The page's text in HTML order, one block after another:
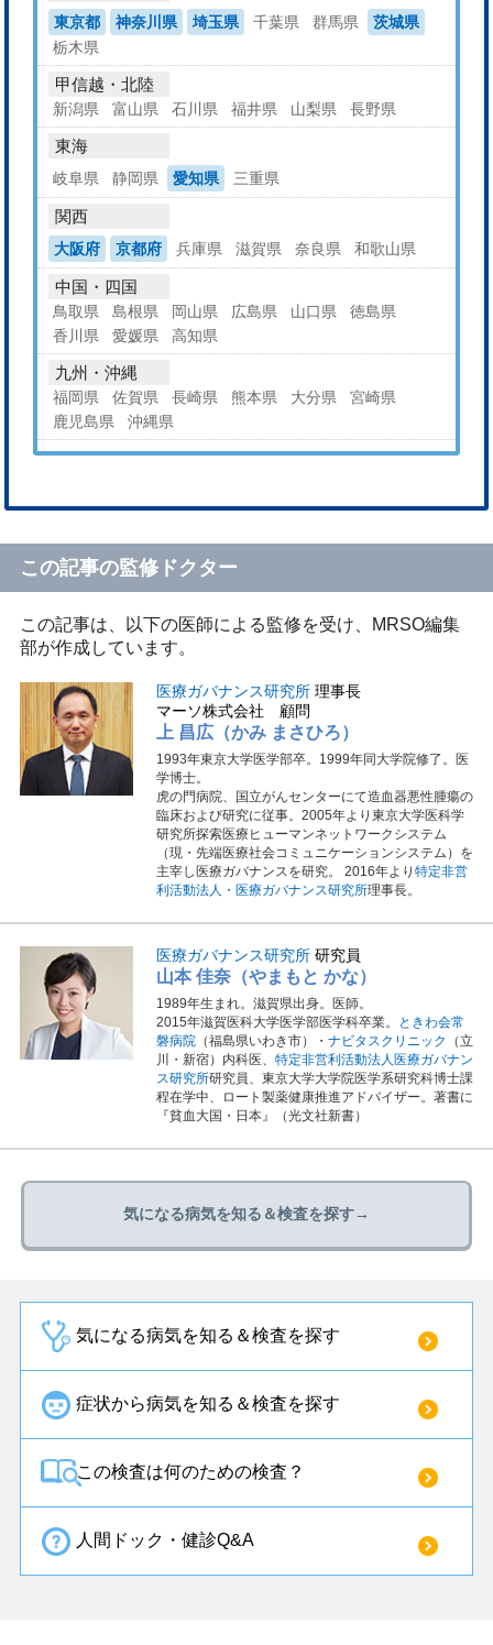
東京都 神奈川県 埼玉県 千葉県 群馬県
茨城県
栃木県
甲信越・北陸
新潟県 富山県 石川県 福井県 山梨県 長野県
東海
岐阜県 静岡県 愛知県 三重県
関西
大阪府 京都府 兵庫県 滋賀県 奈良県 和歌山県
中国・四国
鳥取県 島根県 岡山県 広島県 山口県
徳島県
香川県
愛媛県 高知県
九州・沖縄
福岡県 佐賀県 長崎県 熊本県 大分県
宮崎県
鹿児島県
沖縄県
この記事の監修ドクター
この記事は、以下の医師による監修を受け、MRSO編集
部が作成しています。
医療ガバナンス研究所理事長
マーソ株式会社 顧問
上 昌広（かみ まさひろ）
1993年東京大学医学部卒。1999年同大学院修了。医
学博士。
虎の門病院、国立がんセンターにて造血器悪性腫瘍の
臨床および研究に従事。2005年より東京大学医科学
研究所探索医療ヒューマンネットワークシステム
（現・先端医療社会コミュニケーションシステム）を
主宰し医療ガバナンスを研究。 2016年より 特定非営
利活動法人・医療ガバナンス研究所理事長。
医療ガバナンス研究所研究員
山本 佳奈（やまもと かな）
1989年生まれ。滋賀県出身。医師。
2015年滋賀医科大学医学部医学科卒業。
ときわ会常
磐病院（福島県いわき市）・ ナビタスクリニック
（立
川・新宿）内科医、 特定非営利活動法人医療ガバナン
ス研究所研究員、東京大学大学院医学系研究科博士課
程在学中、ロート製薬健康推進アドバイザー。著書に
『貧血大国・日本』（光文社新書）
気になる病気を知る＆検査を探す→
気になる病気を知る＆検査を探す
症状から病気を知る＆検査を探す
この検査は何のための検査？
人間ドック・健診Q&A